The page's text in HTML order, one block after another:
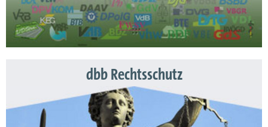
dbb Rechtsschutz